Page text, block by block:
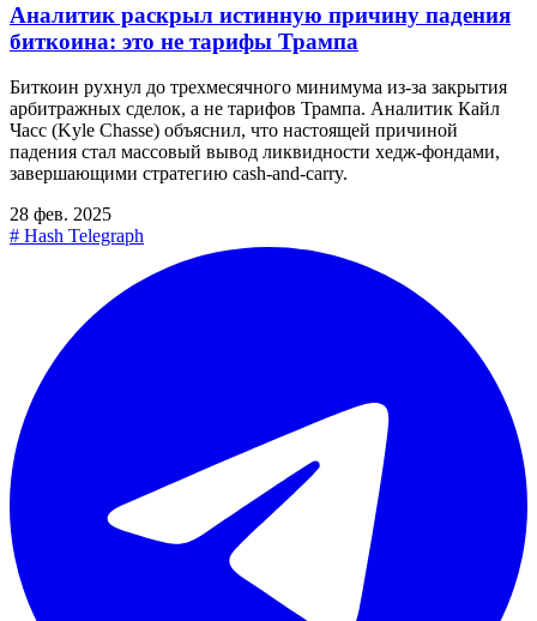
Аналитик раскрыл истинную причину падения
биткоина: это не тарифы Трампа
Биткоин рухнул до трехмесячного минимума из-за закрытия
арбитражных сделок, а не тарифов Трампа. Аналитик Кайл
Часс (Kyle Chasse) объяснил, что настоящей причиной
падения стал массовый вывод ликвидности хедж-фондами,
завершающими стратегию cash-and-carry.
28 фев. 2025
# Hash Telegraph